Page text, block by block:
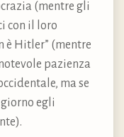
(mentre gli
con il loro
è Hitler” (mentre
pazienza
ma se
egli